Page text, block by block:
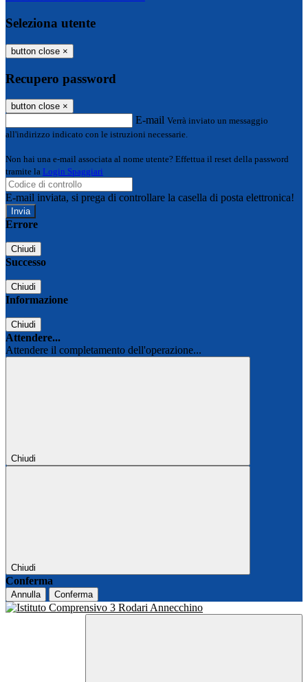
Seleziona utente
button close ×
Recupero password
button close ×
E-mail Verrà inviato un messaggio
all'indirizzo indicato con le istruzioni necessarie.
Non hai una e-mail associata al nome utente? Effettua il reset della password
tramite la Login Spaggiari
E-mail inviata, si prega di controllare la casella di posta elettronica!
Errore
Chiudi
Successo
Chiudi
Informazione
Chiudi
Attendere...
Attendere il completamento dell'operazione...
Chiudi
Chiudi
Conferma
Annulla Conferma